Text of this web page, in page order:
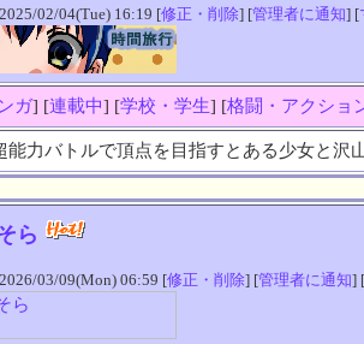
02/04(Tue) 16:19 [修正・削除] [管理者に通知] [
ガ] [連載中] [学校・学生] [格闘・アクショ
能力バトルで頂点を目指すとある少女と沢
ら
03/09(Mon) 06:59 [修正・削除] [管理者に通知]